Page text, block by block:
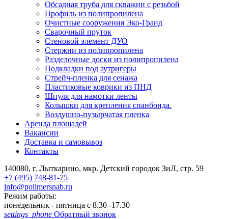
Обсадная труба для скважин с резьбой
Профиль из полипропилена
Очистные сооружения Эко-Гранд
Сварочный пруток
Стеновой элемент ДУО
Стержни из полипропилена
Разделочные доски из полипропилена
Подкладки под аутригеры
Cтрейч-пленка для сенажа
Пластиковые коврики из ПНД
Шпуля для намотки ленты
Колышки для крепления спанбонда.
Воздушно-пузырчатая пленка
Аренда площадей
Вакансии
Доставка и самовывоз
Контакты
140080, г. Лыткарино, мкр. Детский городок ЗиЛ, стр. 59
+7 (495) 748-81-75
info@polimersnab.ru
Режим работы:
понедельник - пятница с 8.30 -17.30
settings_phone Обратный звонок